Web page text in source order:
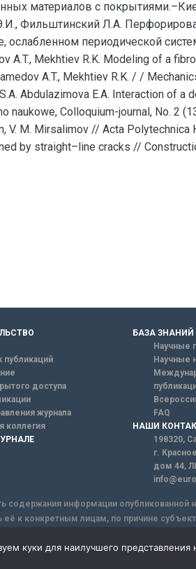
материалов с
Фильштинский Л.А.
периодической
Mekhtiev R.K. Modeling of a
A.T., Mekhtiev R.K. / /
Abdulazimova E.A. Interaction of
Colloquium-journal, No. 2
M. Mirsalimov // Acta Polytechnica
by straight–line cracks //
публикаций
доступа
журнала
коллегия
БАЗА ЗНАНИЙ
Научные
Научные
FAQ
НАШИ
198320,
г.
дом 44,
содержания информации
к конкретным лицам, по причине
куки для наилучшего представления